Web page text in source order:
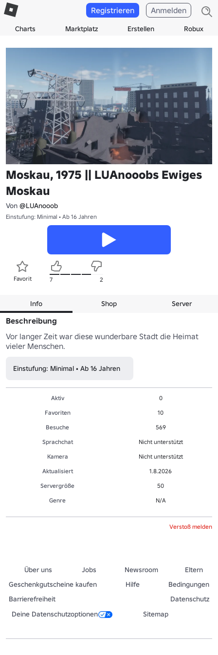
Charts Marktplatz Erstellen Robux
Registrieren Anmelden
Moskau, 1975 || LUAnooobs Ewiges
Moskau
Von @LUAnooob
Einstufung: Minimal • Ab 16 Jahren
Favorit 7 2
Info Shop Server
Beschreibung
Vor langer Zeit war diese wunderbare Stadt die Heimat
vieler Menschen.
Einstufung: Minimal • Ab 16 Jahren
Aktiv
0
Favoriten
10
Besuche
569
Sprachchat
Nicht unterstützt
Kamera
Nicht unterstützt
Aktualisiert
1.8.2026
Servergröße
50
Genre
N/A
Verstoß melden
Über uns Jobs Newsroom
Eltern
Geschenkgutscheine kaufen
Hilfe
Bedingungen
Barrierefreiheit
Datenschutz
Deine Datenschutzoptionen
Sitemap